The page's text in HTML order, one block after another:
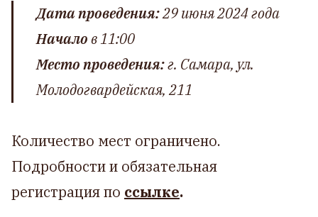
Дата проведения:29 июня 2024 года
Началов 11:00
Место проведения:г. Самара, ул.
Молодогвардейская, 211
Количество мест ограничено.
Подробности и обязательная
регистрация по ссылке.